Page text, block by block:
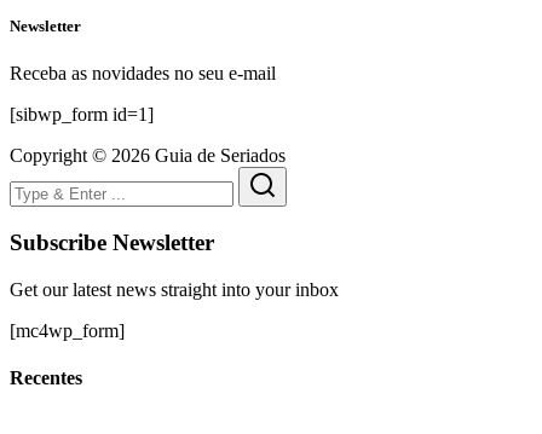
Newsletter
Receba as novidades no seu e-mail
[sibwp_form id=1]
Copyright © 2026 Guia de Seriados
Subscribe Newsletter
Get our latest news straight into your inbox
[mc4wp_form]
Recentes